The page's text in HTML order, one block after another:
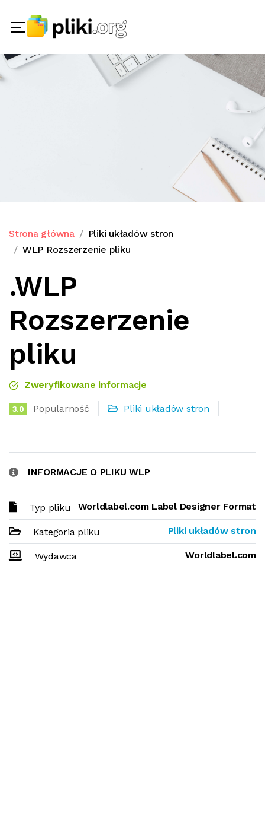
Strona główna
Pliki układów stron
WLP Rozszerzenie pliku
.WLP
Rozszerzenie
pliku
Zweryfikowane informacje
3.0 Popularność Pliki układów stron
INFORMACJE O PLIKU WLP
Typ pliku Worldlabel.com Label Designer Format
Kategoria pliku Pliki układów stron
Wydawca Worldlabel.com